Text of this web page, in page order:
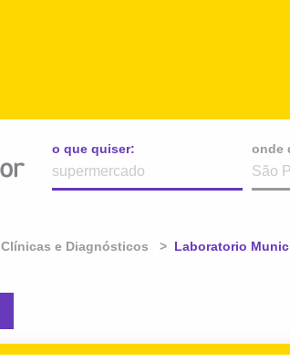
o que quiser:
onde
Clínicas e Diagnósticos Atual:
Laboratorio